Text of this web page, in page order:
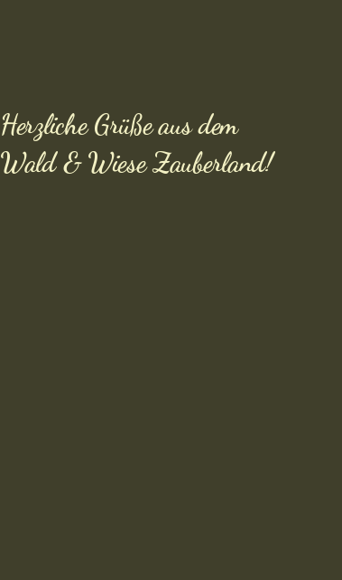
Herzliche Grüße aus dem
Wald & Wiese Zauberland!